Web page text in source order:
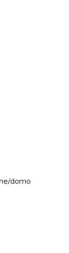
domo